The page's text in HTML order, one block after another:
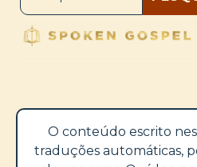
O conteúdo escrito
traduções automáticas,